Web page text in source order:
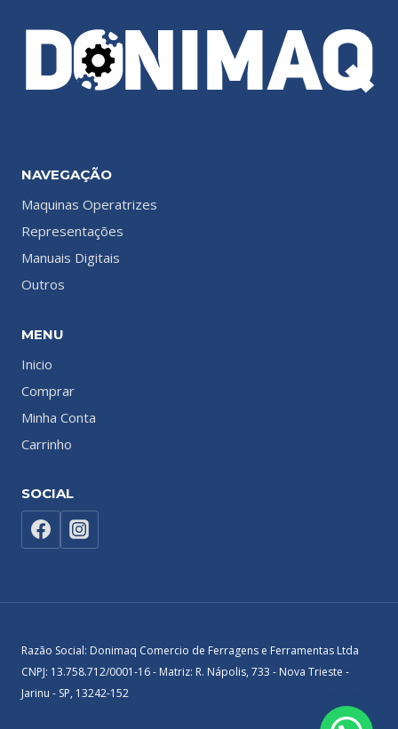
NAVEGAÇÃO
Maquinas Operatrizes
Representações
Manuais Digitais
Outros
MENU
Inicio
Comprar
Minha Conta
Carrinho
SOCIAL
Razão Social: Donimaq Comercio de Ferragens e Ferramentas Ltda
CNPJ: 13.758.712/0001-16 - Matriz: R. Nápolis, 733 - Nova Trieste -
Jarinu - SP, 13242-152